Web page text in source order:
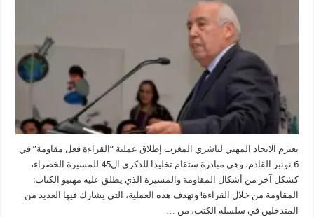
يعتزم الاتحاد المهني لناشري المغرب إطلاق عملية “القراءة فعل مقاومة” في
6 نونبر القادم، وهي مبادرة ستقام تخليدا للذكرى ال45 للمسيرة الخضراء،
كشكل آخر من أشكال المقاومة والمسيرة الذي يطلق عليه مهنيو الكتاب:
المقاومة من خلال القراءة! وتهدف هذه العملية، التي يشارك فيها العديد من
المتدخلين في سلسلة الكتب، من …